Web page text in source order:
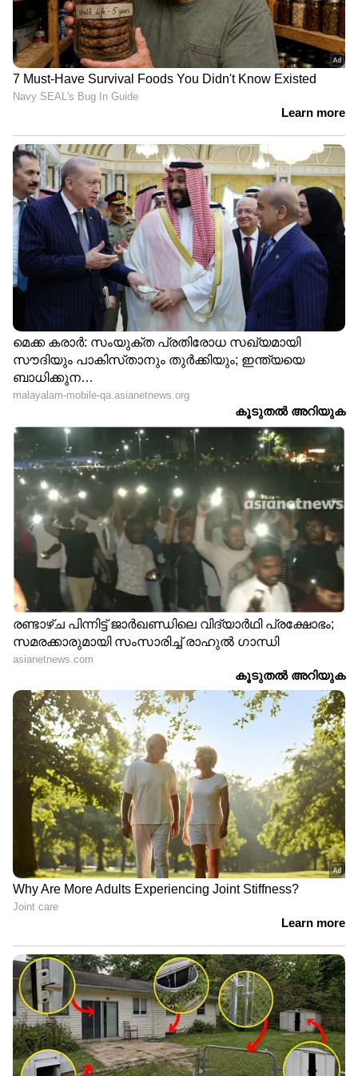
DOWNLOAD APP
RECOMMENDED STORIES
ഇലോൺ മസ്കിന്
തിരിച്ചടി, ഓപ്പൺ
എഐക്കെതിരായ കേസ്
സമാധാന ചർച്ചയിൽ
കല്ലുകടി, ഞെട്ടിക്കുന്ന
ആഹ്വാനവുമായി
അമേരിക്കൻ സെനറ്റർ
ലിൻസി ഗ്രാം; 'ഇറാനെതിരെ
ഒരിക്കൽക്കൂടി സൈനിക
നടപടി വേണം'
ലോകം കാത്തിരിക്കുന്ന
വമ്പൻ പ്രഖ്യാപനം ഉടൻ?
അമേരിക്ക ഇറാന് മേലുള്ള
ഉപരോധം നീക്കിയേക്കും,
യുദ്ധത്തിലെ
നഷ്ടപരിഹാര
ആവശ്യത്തിൽ നിന്ന്
ഇറാനും പിൻവാങ്ങും?
അന്താരാഷ്ട്ര
ബഹുമതികളുടെ
എണ്ണത്തിൽ അമ്പരപ്പിച്ച്
മോദി, നോർവേയുടെ
പരമോന്നത ബഹുമതിയും
സ്വന്തമായി, 32-ാം ആഗോള
പുരസ്കാരം
LATEST VIDEOS
വയോധികയുടെ കഴുത്തിൽ നിന്ന്
അഞ്ചര പവന്റെ സ്വർണ്ണം പൊട്ടിച്ച്
എടുത്തു; പ്രതി പിടിയിൽ
JPSC, JSSC പരീക്ഷകളിൽ
വിദ്യാർത്ഥി പ്രക്ഷോഭം